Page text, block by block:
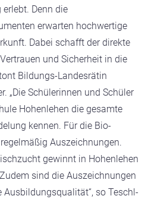
Denn die
erwarten hochwertige
Dabei schafft der direkte
und Sicherheit in die
Bildungs-Landesrätin
„Die Schülerinnen und Schüler
Hohenlehen die gesamte
kennen. Für die Bio-
Auszeichnungen.
gewinnt in Hohenlehen
sind die Auszeichnungen
Ausbildungsqualität“, so Teschl-